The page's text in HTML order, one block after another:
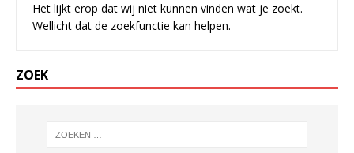
Het lijkt erop dat wij niet kunnen vinden wat je zoekt.
Wellicht dat de zoekfunctie kan helpen.
ZOEK